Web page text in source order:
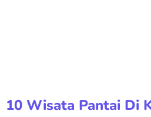
10 Wisata Pantai Di